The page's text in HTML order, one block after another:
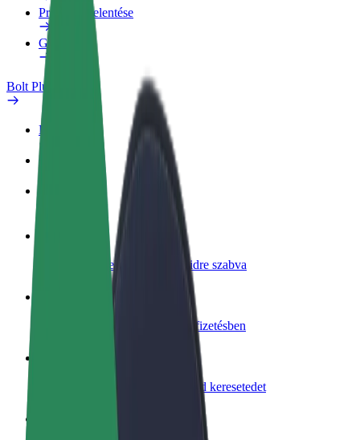
Probléma jelentése
GYIK
Bolt Plus
Előnyök
Csatlakozás
Pénzkereseti lehetőség igényeidre szabva
Legyél futár és részesülj heti kifizetésben
Érj el több felhasználót és növeld keresetedet